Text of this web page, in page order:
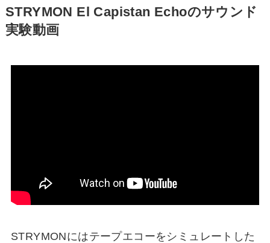
STRYMON El Capistan Echoのサウンド
実験動画
STRYMONにはテープエコーをシミュレートした